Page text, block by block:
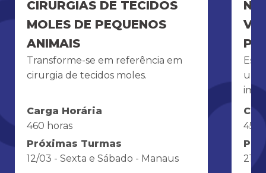
CIRURGIAS DE TECIDOS
MOLES DE PEQUENOS
ANIMAIS
Transforme-se em referência em
cirurgia de tecidos moles.
Carga Horária
460 horas
Próximas Turmas
12/03 - Sexta e Sábado - Manaus
450
21/